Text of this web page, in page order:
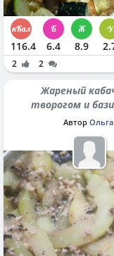
116.4 6.4 8.9
2 2
Жареный кабачок с
творогом и
Автор Ольга